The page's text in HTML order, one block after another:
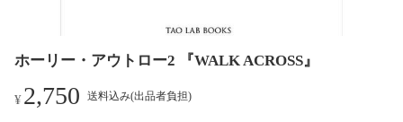
ホーリー・アウトロー2 『WALK ACROSS』
¥2,750 送料込み(出品者負担)